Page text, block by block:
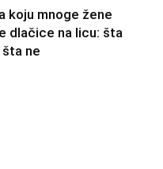
koju mnoge žene
dlačice na licu: šta
ne